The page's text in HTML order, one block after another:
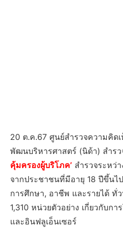
20 ต.ค.67 ศูนย์สำรวจความคิ
พัฒนบริหารศาสตร์ (นิด้า) สำรว
คุ้มครองผู้บริโภค’ สำรวจระหว่
จากประชาชนที่มีอายุ 18 ปีขึ้นไ
การศึกษา, อาชีพ และรายได้ ทั่
1,310 หน่วยตัวอย่าง เกี่ยวกับก
และอินฟลูเอ็นเซอร์